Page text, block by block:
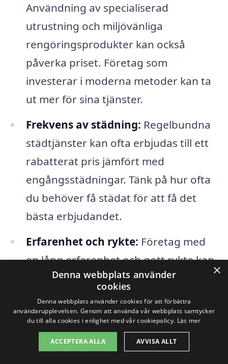
Användning av specialiserad
utrustning och miljövänliga
rengöringsprodukter kan också
påverka priset. Företag som
investerar i moderna metoder kan ta
ut mer för sina tjänster.
Frekvens av städning: Regelbundna
städtjänster kan ofta erbjudas till ett
rabatterat pris jämfört med
engångsstädningar. Tänk på hur ofta
du behöver få städat för att få det
bästa erbjudandet.
Erfarenhet och rykte: Företag med
en lång erfarenhet och gott rykte kan
ibland ta mer betalt, men detta kan
också garantera en högre kvalitet på
arbetet.
När du försöker få en offert för
×
Denna webbplats använder
cookies
Denna webbplats använder cookies för att förbättra
användarupplevelsen. Genom att använda vår webbplats samtycker
du till alla cookies i enlighet med vår cookiepolicy. Läs mer
ACCEPTERA ALLA AVVISA ALLT